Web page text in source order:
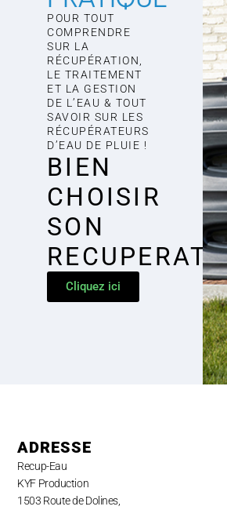
POUR TOUT
COMPRENDRE
SUR LA
RÉCUPÉRATION,
LE TRAITEMENT
ET LA GESTION
DE L’EAU & TOUT
SAVOIR SUR LES
RÉCUPÉRATEURS
D’EAU DE PLUIE !
BIEN
CHOISIR
SON
Cliquez ici
ADRESSE
Recup-Eau
KYF Production
1503 Route de Dolines,